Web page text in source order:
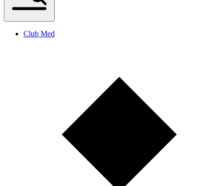
Club Med